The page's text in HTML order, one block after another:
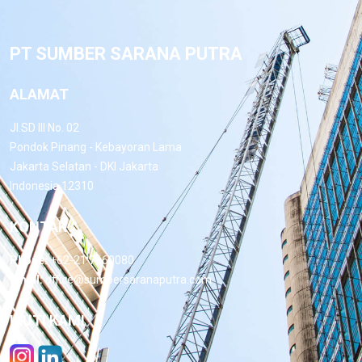
PT SUMBER SARANA PUTRA
ALAMAT
Jl.SD III No. 02
Pondok Pinang - Kebayoran Lama
Jakarta Selatan - DKI Jakarta
Indonesia 12310
KONTAK
Phone: +62-21 7660080
Email:office@sumbersaranaputra.com
IKUTI KAMI